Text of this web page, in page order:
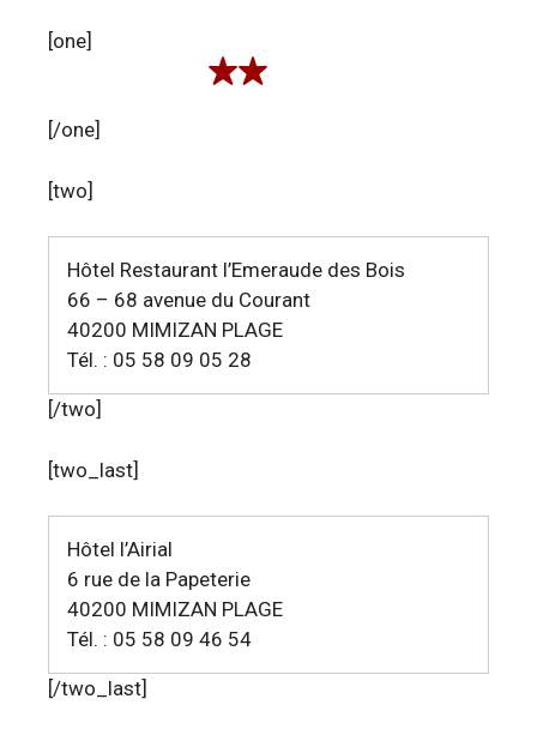
[one]
[/one]
[two]
Hôtel Restaurant l’Emeraude des Bois
66 – 68 avenue du Courant
40200 MIMIZAN PLAGE
Tél. : 05 58 09 05 28
[/two]
[two_last]
Hôtel l’Airial
6 rue de la Papeterie
40200 MIMIZAN PLAGE
Tél. : 05 58 09 46 54
[/two_last]